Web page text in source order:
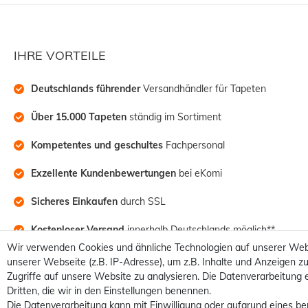
IHRE VORTEILE
Deutschlands führender Versandhändler für Tapeten
Über 15.000 Tapeten ständig im Sortiment
Kompetentes und geschultes Fachpersonal
Exzellente Kundenbewertungen bei eKomi
Sicheres Einkaufen durch SSL
Kostenloser Versand innerhalb Deutschlands möglich**
Wir verwenden Cookies und ähnliche Technologien auf unserer
unserer Webseite (z.B. IP-Adresse), um z.B. Inhalte und Anzeigen
Zugriffe auf unsere Website zu analysieren. Die
Dritten, die wir in den Einstellungen benennen.
Die Datenverarbeitung kann mit Einwilligung oder aufgrund eines